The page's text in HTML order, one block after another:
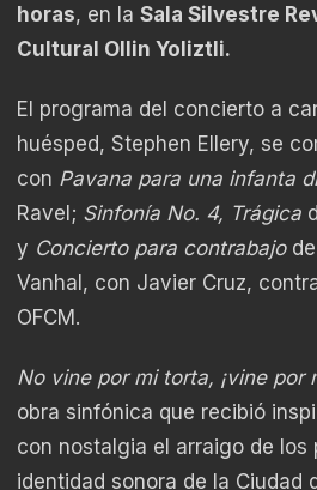
horas, en la Sala Silvestre
Cultural Ollin Yoliztli.
El programa del concierto a
huésped, Stephen Ellery, se
con Pavana para una infanta
Ravel; Sinfonía No. 4, Trágica
y Concierto para contrabajode
Vanhal, con Javier Cruz,
OFCM.
No vine por mi torta, ¡vine por
obra sinfónica que recibió
con nostalgia el arraigo de los
identidad sonora de la Ciudad